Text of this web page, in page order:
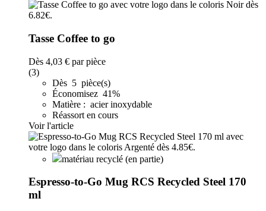
Tasse Coffee to go
Dès 4,03 € par pièce
(3)
Dès 5 pièce(s)
Économisez 41%
Matière : acier inoxydable
Réassort en cours
Voir l'article
matériau recyclé (en partie)
Espresso-to-Go Mug RCS Recycled Steel 170
ml